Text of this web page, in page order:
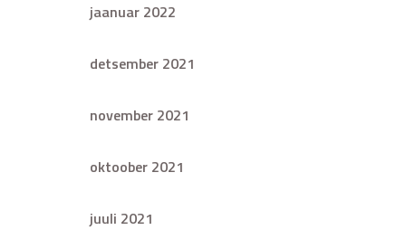
jaanuar 2022
detsember 2021
november 2021
oktoober 2021
juuli 2021